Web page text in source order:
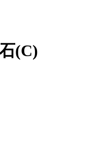
(C)